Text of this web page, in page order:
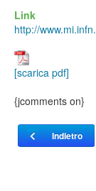
Link
http://
[scarica pdf]
{jcomments on}
ArticoloIndietro